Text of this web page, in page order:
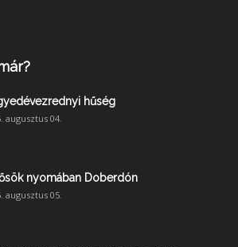
hűség
augusztus 04.
nyomában Doberdón
augusztus 05.